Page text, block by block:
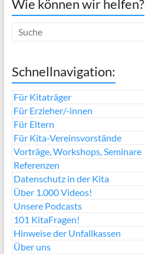
Wie können wir helfen?
Schnellnavigation:
Für Kitaträger
Für Erzieher/-innen
Für Eltern
Für Kita-Vereinsvorstände
Vorträge, Workshops, Seminare
Referenzen
Datenschutz in der Kita
Über 1.000 Videos!
Unsere Podcasts
101 KitaFragen!
Hinweise der Unfallkassen
Über uns